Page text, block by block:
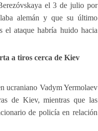
el 3 de julio por
alemán y que su último
el ataque habría huido hacia
a tiros cerca de Kiev
ucraniano Vadym Yermolaev
de Kiev, mientras que las
de policía en relación